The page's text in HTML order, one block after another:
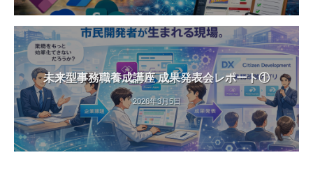
未来型事務職養成講座 成果発表会レポート①
2026年3月5日